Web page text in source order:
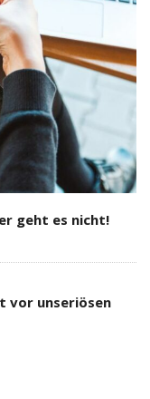
geht es nicht!
vor unseriösen